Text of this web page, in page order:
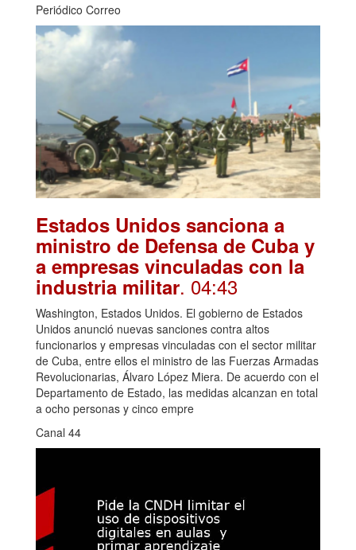
Periódico Correo
Estados Unidos sanciona a
ministro de Defensa de Cuba y
a empresas vinculadas con la
industria militar. 04:43
Washington, Estados Unidos. El gobierno de Estados
Unidos anunció nuevas sanciones contra altos
funcionarios y empresas vinculadas con el sector militar
de Cuba, entre ellos el ministro de las Fuerzas Armadas
Revolucionarias, Álvaro López Miera. De acuerdo con el
Departamento de Estado, las medidas alcanzan en total
a ocho personas y cinco empre
Canal 44